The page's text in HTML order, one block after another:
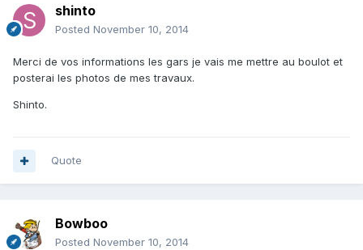
shinto
Posted November 10, 2014
Merci de vos informations les gars je vais me mettre au boulot et
posterai les photos de mes travaux.
Shinto.
Quote
Bowboo
Posted November 10, 2014